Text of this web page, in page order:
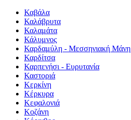
Καβάλα
Καλάβρυτα
Καλαμάτα
Κάλυμνος
Καρδαμύλη - Μεσσηνιακή Μάνη
Καρδίτσα
Καρπενήσι - Ευρυτανία
Καστοριά
Κερκίνη
Κέρκυρα
Κεφαλονιά
Κοζάνη